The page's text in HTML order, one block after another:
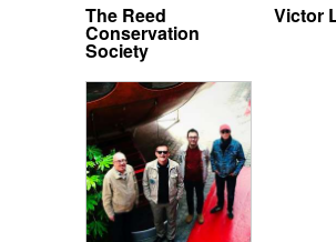
The Reed
Conservation
Society
Victor